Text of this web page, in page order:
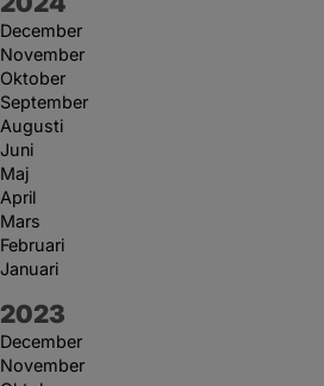
December
November
Oktober
September
Augusti
Juni
Maj
April
Mars
Februari
Januari
År:
2023
December
November